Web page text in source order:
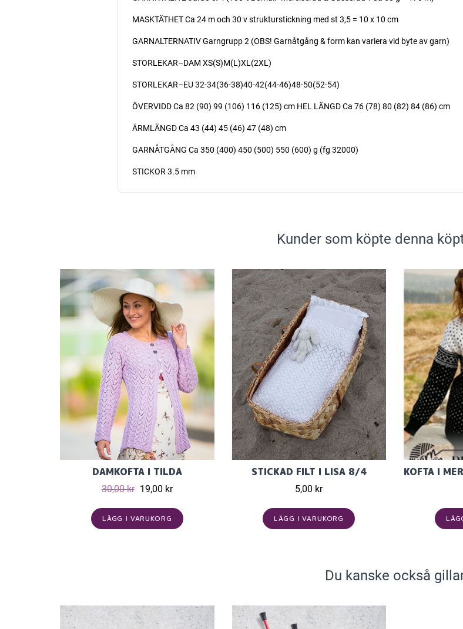
MASKTÄTHET Ca 24 m och 30 v strukturstickning med st 3,5 = 10 x 10 cm
GARNALTERNATIV Garngrupp 2 (OBS! Garnåtgång & form kan variera vid byte av garn)
STORLEKAR–DAM XS(S)M(L)XL(2XL)
STORLEKAR–EU 32-34(36-38)40-42(44-46)48-50(52-54)
ÖVERVIDD Ca 82 (90) 99 (106) 116 (125) cm HEL LÄNGD Ca 76 (78) 80 (82) 84 (86) cm
ÄRMLÄNGD Ca 43 (44) 45 (46) 47 (48) cm
GARNÅTGÅNG Ca 350 (400) 450 (500) 550 (600) g (fg 32000)
STICKOR 3.5 mm
Kunder som köpte denna
DAMKOFTA I TILDA
30,00 kr 19,00 kr
LÄGG I VARUKORG
STICKAD FILT I LISA 8/4
5,00 kr
LÄGG I VARUKORG
Du kanske också